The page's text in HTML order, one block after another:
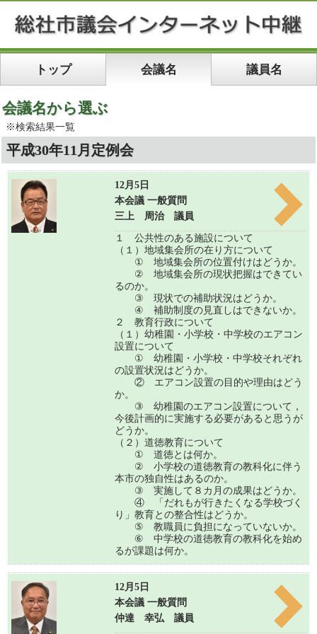
トップ 会議名 議員名
会議名から選ぶ
※検索結果一覧
平成30年11月定例会
12月5日
本会議 一般質問
三上 周治 議員
１ 公共性のある施設について
（１）地域集会所の在り方について
① 地域集会所の位置付けはどうか。
② 地域集会所の現状把握はできてい
るのか。
③ 現状での補助状況はどうか。
④ 補助制度の見直しはできないか。
２ 教育行政について
（１）幼稚園・小学校・中学校のエアコン
設置について
① 幼稚園・小学校・中学校それぞれ
の設置状況はどうか。
② エアコン設置の目的や理由はどう
か。
③ 幼稚園のエアコン設置について，
今後計画的に実施する必要があると思うが
どうか。
（２）道徳教育について
① 道徳とは何か。
② 小学校の道徳教育の教科化に伴う
本市の独自性はあるのか。
③ 実施して８カ月の成果はどうか。
④ 「だれもが行きたくなる学校づく
り」教育との整合性はどうか。
⑤ 教職員に負担になっていないか。
⑥ 中学校の道徳教育の教科化を始め
るが課題は何か。
12月5日
本会議 一般質問
仲達 幸弘 議員